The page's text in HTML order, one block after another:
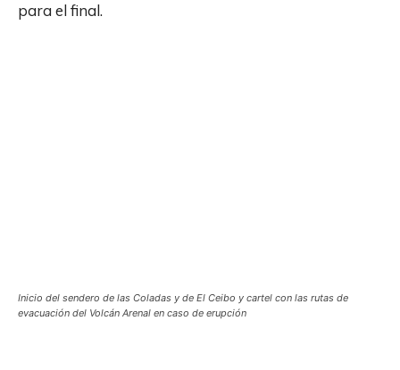
para el final.
Inicio del sendero de las Coladas y de El Ceibo y cartel con las rutas de
evacuación del Volcán Arenal en caso de erupción